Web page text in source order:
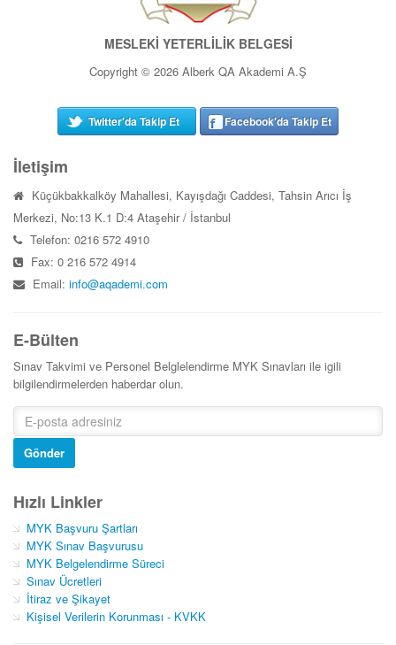
MESLEKİ YETERLİLİK BELGESİ
Copyright © 2026 Alberk QA Akademi A.Ş
Twitter'da Takip Et Facebook'da Takip Et
İletişim
Küçükbakkalköy Mahallesi, Kayışdağı Caddesi, Tahsin Arıcı İş
Merkezi, No:13 K.1 D:4 Ataşehir / İstanbul
Telefon: 0216 572 4910
Fax: 0 216 572 4914
Email:info@aqademi.com
E-Bülten
Sınav Takvimi ve Personel Belglelendirme MYK Sınavları ile igili
bilgilendirmelerden haberdar olun.
Gönder
Hızlı Linkler
MYK Başvuru Şartları
MYK Sınav Başvurusu
MYK Belgelendirme Süreci
Sınav Ücretleri
İtiraz ve Şikayet
Kişisel Verilerin Korunması - KVKK